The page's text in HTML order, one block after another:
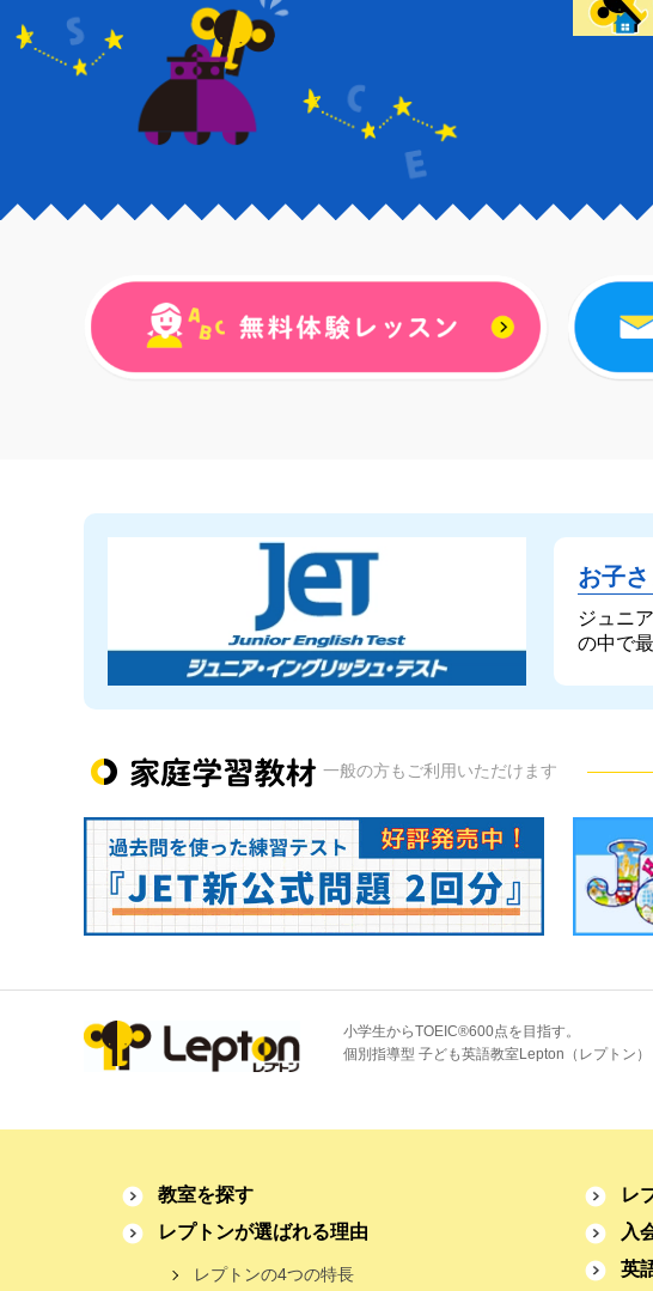
お子
ジュニ
の中で
一般の方もご利用いただけます
小学生からTOEIC®600点を目指す。
個別指導型 子ども英語教室Lepton（レプトン）
教室を探す
レプトンが選ばれる理由
レプトンの4つの特長
レ
入
英